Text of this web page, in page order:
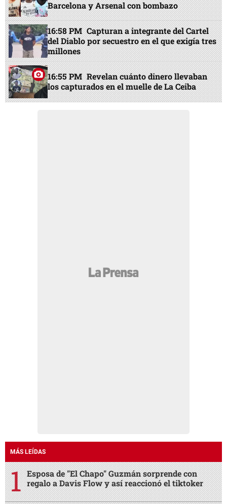
Barcelona y Arsenal con bombazo
16:58 PM Capturan a integrante del Cartel
del Diablo por secuestro en el que exigía tres
millones
16:55 PM Revelan cuánto dinero llevaban
los capturados en el muelle de La Ceiba
MÁS LEÍDAS
Esposa de "El Chapo" Guzmán sorprende con
regalo a Davis Flow y así reaccionó el tiktoker